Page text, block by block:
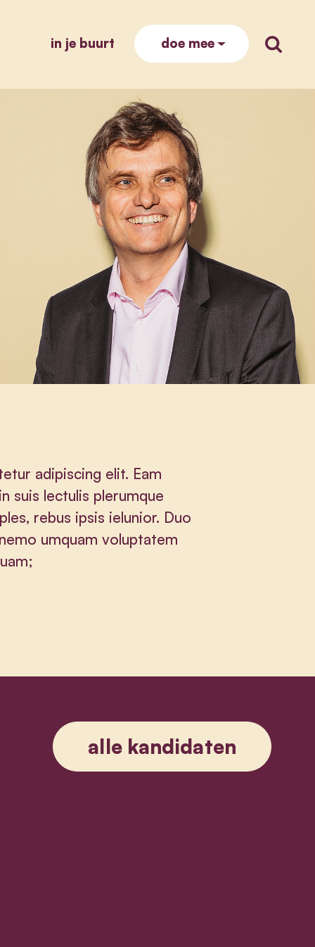
in je buurt doe mee zoek
adipiscing elit. Eam
suis lectulis plerumque
rebus ipsis ielunior. Duo
umquam voluptatem
alle kandidaten